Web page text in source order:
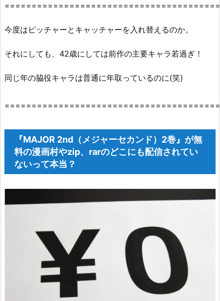
========================================‌
今度はピッチャーとキャッチャーを入れ替えるのか。
それにしても、42歳にしては前作の主要キャラ若過ぎ！
同じ年の脇役キャラは普通に年取っているのに(笑)
========================================‌
『MAJOR 2nd（メジャーセカンド）2巻』が無
料の漫画村やzip、rarのどこにも配信されてい
ないって本当？